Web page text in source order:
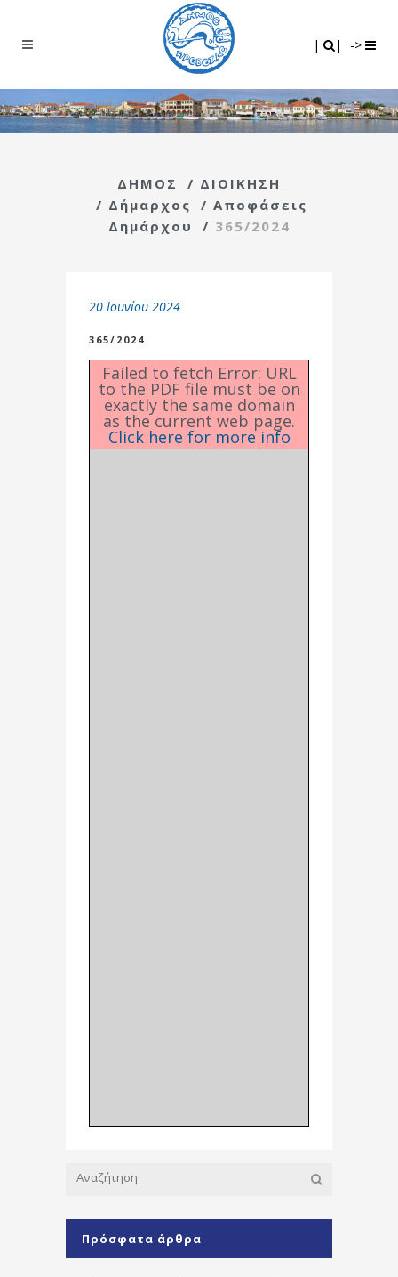
| | ->
ΔΗΜΟΣ / ΔΙΟΙΚΗΣΗ
/ Δήμαρχος / Αποφάσεις
Δημάρχου
/ 365/2024
20 Ιουνίου 2024
365/2024
Failed to fetch Error: URL
to the PDF file must be on
exactly the same domain
as the current web page.
Click here for more info
Πρόσφατα άρθρα